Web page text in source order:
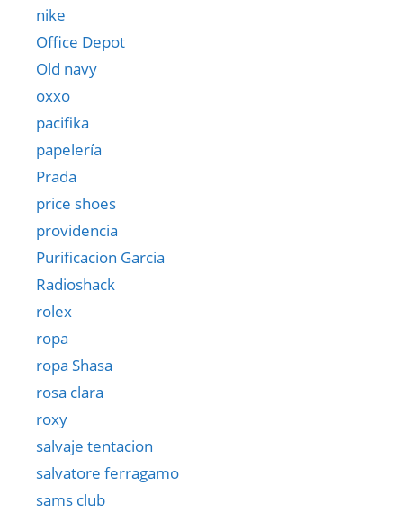
nike
Office Depot
Old navy
oxxo
pacifika
papelería
Prada
price shoes
providencia
Purificacion Garcia
Radioshack
rolex
ropa
ropa Shasa
rosa clara
roxy
salvaje tentacion
salvatore ferragamo
sams club